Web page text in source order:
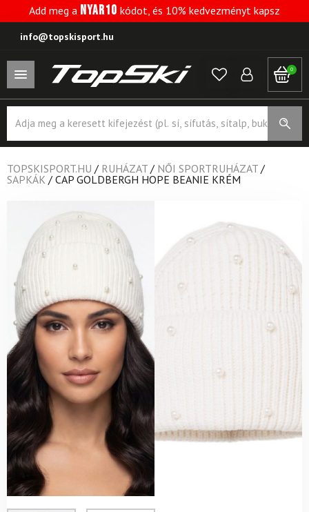
Add meg a NYAR10 kódot, és 10% kedvezményt kapsz
info@topskisport.hu
0
search
TOPSKISPORT.HU / RUHÁZAT / NŐI SPORTRUHÁZAT /
SAPKÁK / CAP GOLDBERGH HOPE BEANIE KRÉM